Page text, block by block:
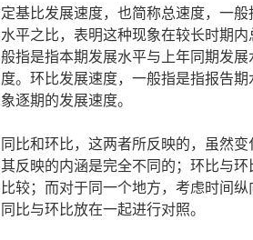
定基比发展速度，也简称总速度，一
水平之比，表明这种现象在较长时期
般指是指本期发展水平与上年同期发
度。环比发展速度，一般指是指报告
象逐期的发展速度。
同比和环比，这两者所反映的，虽然变
其反映的内涵是完全不同的；环比与
比较；而对于同一个地方，考虑时间
同比与环比放在一起进行对照。